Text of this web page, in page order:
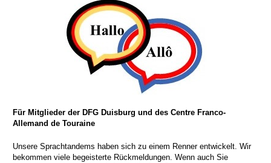
Für Mitglieder der DFG Duisburg und des Centre Franco-
Allemand de Touraine
Unsere Sprachtandems haben sich zu einem Renner entwickelt. Wir
bekommen viele begeisterte Rückmeldungen. Wenn auch Sie